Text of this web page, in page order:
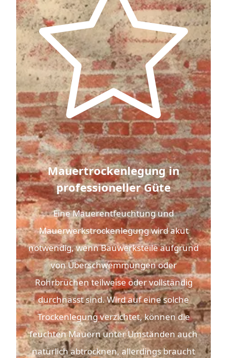
Mauertrockenlegung in
professioneller Güte
Eine Mauerentfeuchtung und
Mauerwerkstrockenlegung wird akut
notwendig, wenn Bauwerksteile aufgrund
von Überschwemmungen oder
Rohrbrüchen teilweise oder vollständig
durchnässt sind. Wird auf eine solche
Trockenlegung verzichtet, können die
feuchten Mauern unter Umständen auch
natürlich abtrocknen, allerdings braucht